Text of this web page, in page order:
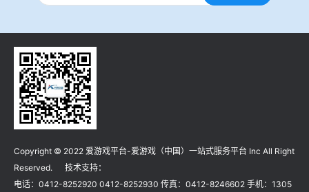
冶金石灰活性度测定仪
矿石、焦炭物理检测及制样设备
工业分析、测硫仪等
企业荣誉
爱游戏平台-爱游戏（中国）一站式服务平台
Copyright © 2022 爱游戏平台-爱游戏（中国）一站式服务平台 Inc All Right
Reserved. 技术支持：
电话：0412-8252920 0412-8252930 传真：0412-8246602 手机：1305